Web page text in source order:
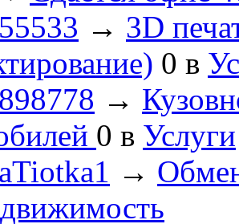
→ 3D
0 в
→
0 в Услуги
→